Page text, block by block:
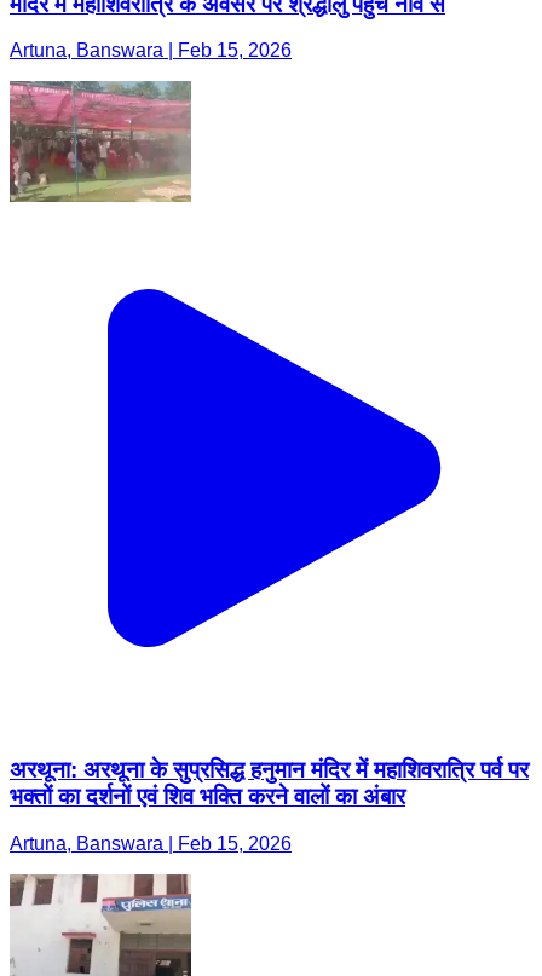
Artuna, Banswara | Feb 15, 2026
अरथूना: अरथूना के सुप्रसिद्ध हनुमान मंदिर में महाशिवरात्रि पर्व पर
भक्तों का दर्शनों एवं शिव भक्ति करने वालों का अंबार
Artuna, Banswara | Feb 15, 2026